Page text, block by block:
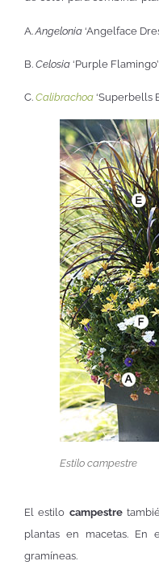
A.Angelonia ‘Angelface
B. Celosia ‘Purple Flamingo’
C. Calibrachoa ‘Superbells
Estilo campestre
El estilo campestre
plantas en macetas. En
gramíneas.